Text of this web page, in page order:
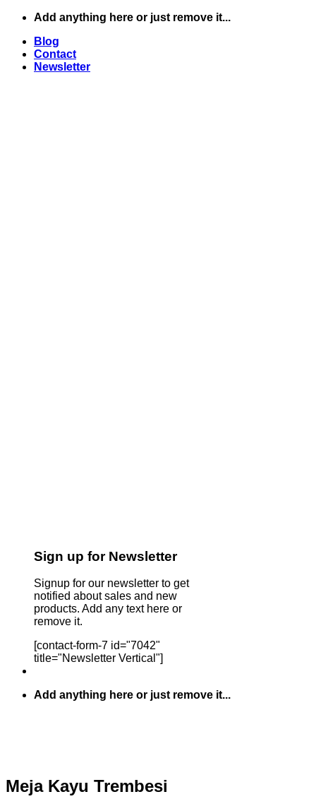
Skip
content
Add anything here or just remove it...
Blog
Contact
Newsletter
Sign up for Newsletter
Signup for our newsletter to get
notified about sales and new
products. Add any text here or
remove it.
[contact-form-7 id="7042"
title="Newsletter Vertical"]
Add anything here or just remove it...
Meja Kayu Trembesi